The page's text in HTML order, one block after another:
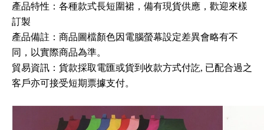
產品特性： 各種款式長短圍裙 ，備有現貨供應 ，歡迎來樣
訂製
產品備註：商品圖檔顏色因電腦螢幕設定差異會略有不
同，以實際商品為準。
貿易資訊 ： 貨款採取電匯或貨到收款方式付訖, 已配合過之
客戶亦可接受短期票據支付。